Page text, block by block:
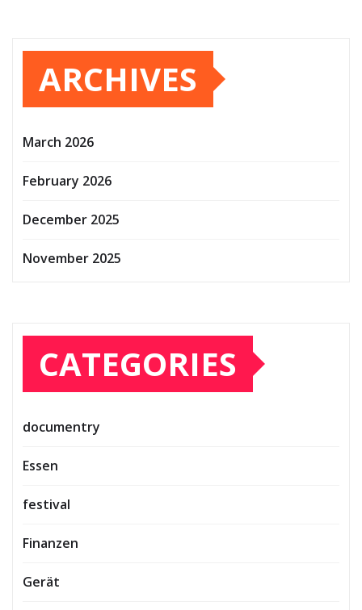
ARCHIVES
March 2026
February 2026
December 2025
November 2025
CATEGORIES
documentry
Essen
festival
Finanzen
Gerät